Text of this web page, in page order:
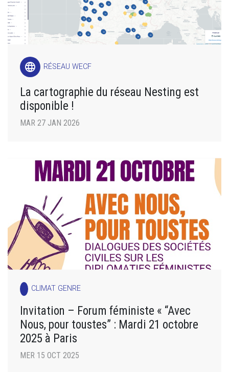
language RÉSEAU WECF
La cartographie du réseau Nesting est
disponible !
MAR 27 JAN 2026
CLIMAT GENRE
Invitation – Forum féministe « “Avec
Nous, pour toustes” : Mardi 21 octobre
2025 à Paris
MER 15 OCT 2025